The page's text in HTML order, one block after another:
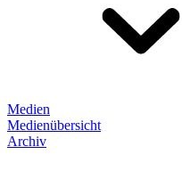
Medien
Medienübersicht
Archiv